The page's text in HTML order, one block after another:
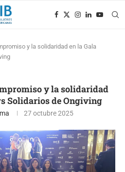
y la solidaridad en la Gala
y la solidaridad
Solidarios de Ongiving
27 octubre 2025